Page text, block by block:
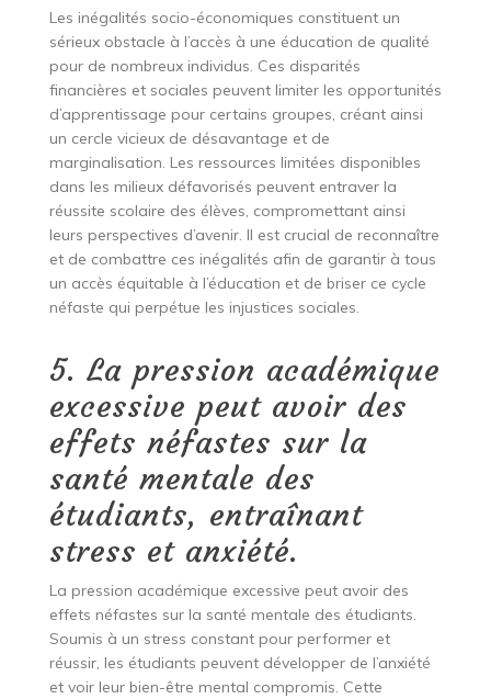
Les inégalités socio-économiques constituent un
sérieux obstacle à l’accès à une éducation de qualité
pour de nombreux individus. Ces disparités
financières et sociales peuvent limiter les opportunités
d’apprentissage pour certains groupes, créant ainsi
un cercle vicieux de désavantage et de
marginalisation. Les ressources limitées disponibles
dans les milieux défavorisés peuvent entraver la
réussite scolaire des élèves, compromettant ainsi
leurs perspectives d’avenir. Il est crucial de reconnaître
et de combattre ces inégalités afin de garantir à tous
un accès équitable à l’éducation et de briser ce cycle
néfaste qui perpétue les injustices sociales.
5. La pression académique
excessive peut avoir des
effets néfastes sur la
santé mentale des
étudiants, entraînant
stress et anxiété.
La pression académique excessive peut avoir des
effets néfastes sur la santé mentale des étudiants.
Soumis à un stress constant pour performer et
réussir, les étudiants peuvent développer de l’anxiété
et voir leur bien-être mental compromis. Cette